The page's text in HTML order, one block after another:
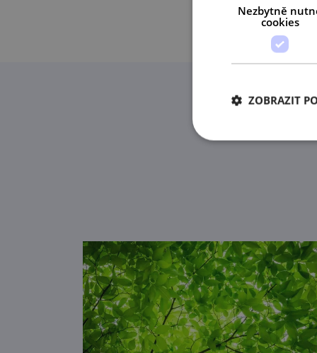
Nezbytně
cookies
ZOBRAZIT